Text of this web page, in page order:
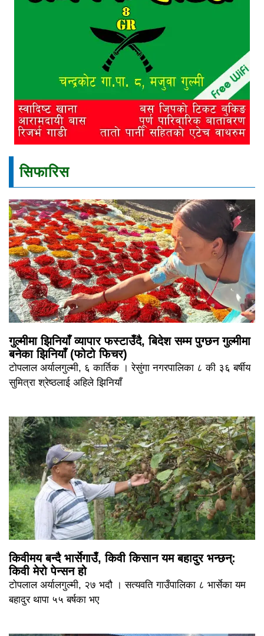
सिफारिस
गुल्मीमा झिनियाँ व्यापार फस्टाउँदै, बिदेश सम्म पुग्छन गुल्मीमा
बनेका झिनियाँ (फोटो फिचर)
टोपलाल अर्यालगुल्मी, ६ कार्तिक । रेसुंगा नगरपालिका ८ की ३६ बर्षीय
सुमित्रा श्रेष्ठलाई अहिले झिनियाँ
किवीमय बन्दै भार्सेगाउँ, किवी किसान यम बहादुर भन्छन्:
किवी मेरो पेन्सन हो
टोपलाल अर्यालगुल्मी, २७ भदौ । सत्यवति गाउँपालिका ८ भार्सेका यम
बहादुर थापा ५५ बर्षका भए